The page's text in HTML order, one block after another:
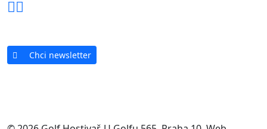
Chci newsletter